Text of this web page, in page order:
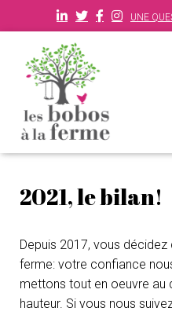
UNE
2021, le bilan!
Depuis 2017, vous
ferme: votre confiance
mettons tout en oeuvre au
hauteur. Si vous nous